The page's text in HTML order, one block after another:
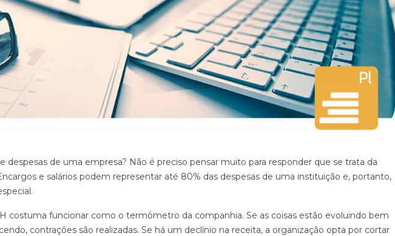
despesas de uma empresa? Não é preciso pensar muito para responder que se trata da
e salários podem representar até 80% das despesas de uma instituição e, portanto,
costuma funcionar como o termômetro da companhia. Se as coisas estão evoluindo bem
contrações são realizadas. Se há um declínio na receita, a organização opta por cortar